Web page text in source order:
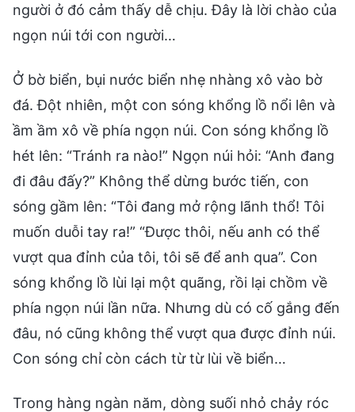
người ở đó cảm thấy dễ chịu. Đây là lời chào của
ngọn núi tới con người…
Ở bờ biển, bụi nước biển nhẹ nhàng xô vào bờ
đá. Đột nhiên, một con sóng khổng lồ nổi lên và
ầm ầm xô về phía ngọn núi. Con sóng khổng lồ
hét lên: “Tránh ra nào!” Ngọn núi hỏi: “Anh đang
đi đâu đấy?” Không thể dừng bước tiến, con
sóng gầm lên: “Tôi đang mở rộng lãnh thổ! Tôi
muốn duỗi tay ra!” “Được thôi, nếu anh có thể
vượt qua đỉnh của tôi, tôi sẽ để anh qua”. Con
sóng khổng lồ lùi lại một quãng, rồi lại chồm về
phía ngọn núi lần nữa. Nhưng dù có cố gắng đến
đâu, nó cũng không thể vượt qua được đỉnh núi.
Con sóng chỉ còn cách từ từ lùi về biển…
Trong hàng ngàn năm, dòng suối nhỏ chảy róc